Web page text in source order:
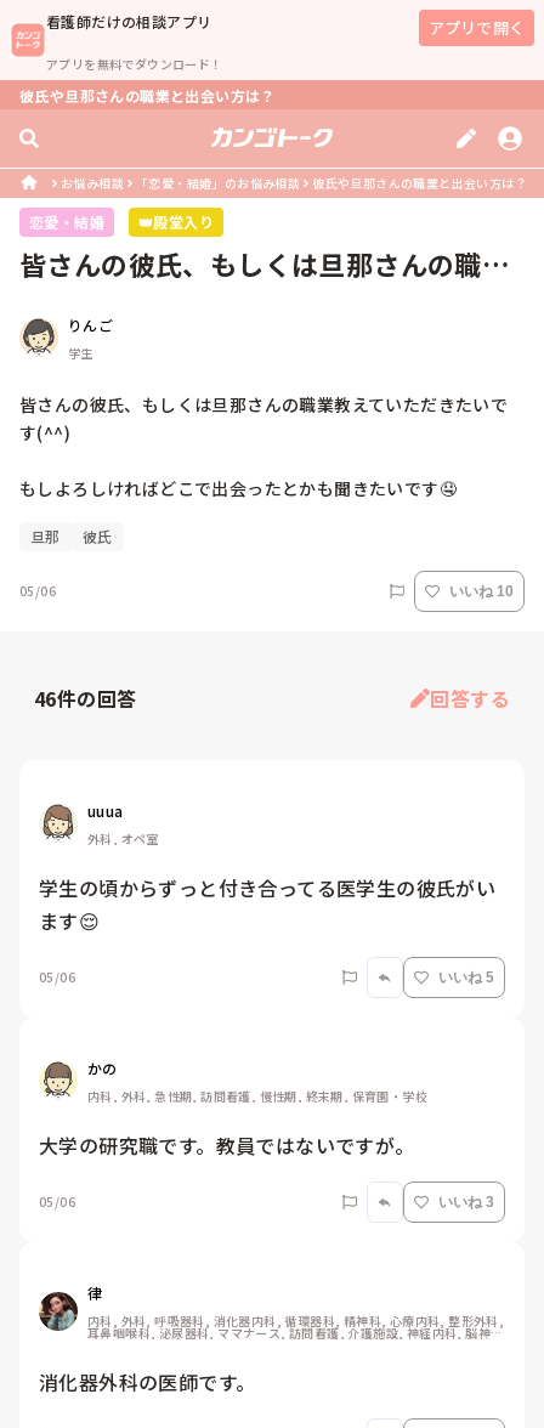
看護師だけの相談アプリ
アプリを無料でダウンロード！
アプリで開く
彼氏や旦那さんの職業と出会い方は？
お悩み相談 「恋愛・結婚」のお悩み相談 彼氏や旦那さんの職業と出会い方は？
恋愛・結婚 👑殿堂入り
皆さんの彼氏、もしくは旦那さんの職業
りんご
学生
皆さんの彼氏、もしくは旦那さんの職業教えていただきたいで
す(^^)
もしよろしければどこで出会ったとかも聞きたいです🤤
旦那 彼氏
05/06 いいね 10
46件の回答 回答する
uuua
外科, オペ室
学生の頃からずっと付き合ってる医学生の彼氏がい
ます😌
05/06 いいね 5
かの
内科, 外科, 急性期, 訪問看護, 慢性期, 終末期, 保育園・学校
大学の研究職です。教員ではないですが。
05/06 いいね 3
律
内科, 外科, 呼吸器科, 消化器内科, 循環器科, 精神科, 心療内科, 整形外科,
耳鼻咽喉科, 泌尿器科, ママナース, 訪問看護, 介護施設, 神経内科, 脳神経
外科, 消化器外科, 慢性期, 終末期
消化器外科の医師です。